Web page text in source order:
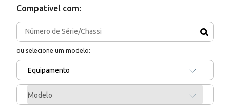
Compativel com:
ou selecione um modelo:
Equipamento
Modelo